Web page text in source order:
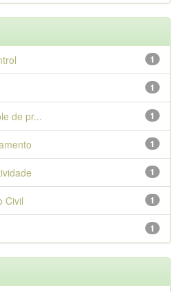
1
1
1
de pr...
1
1
1
Civil
1